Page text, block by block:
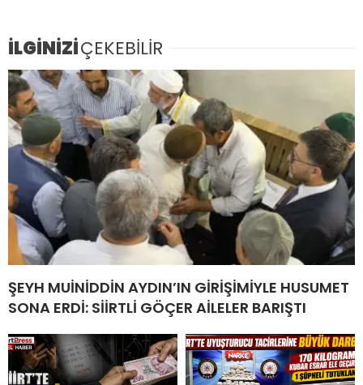
İLGİNİZİÇEKEBİLİR
ŞEYH MUİNİDDİN AYDIN’IN GİRİŞİMİYLE HUSUMET
SONA ERDİ: SİİRTLİ GÖÇER AİLELER BARIŞTI